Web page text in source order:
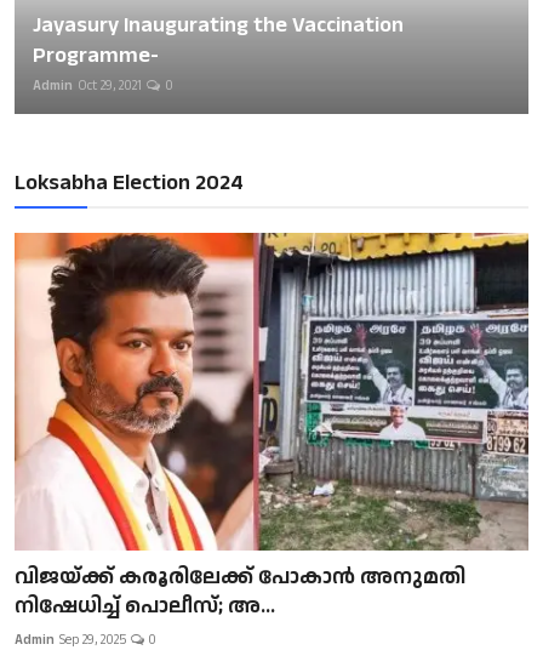
Jayasury Inaugurating the Vaccination
Programme-
Admin Oct 29, 2021 0
Loksabha Election 2024
വിജയ്ക്ക് കരൂരിലേക്ക് പോകാൻ അനുമതി
നിഷേധിച്ച് പൊലീസ്; അ...
Admin Sep 29, 2025 0